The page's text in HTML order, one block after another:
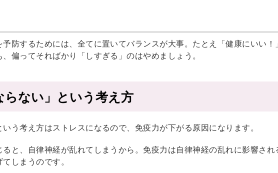
防するためには、全てに置いてバランスが大事。たとえ「健康にいい！
偏ってそればかり「しすぎる」のはやめましょう。
らない」という考え方
いう考え方はストレスになるので、免疫力が下がる原因になります。
と、自律神経が乱れてしまうから。免疫力は自律神経の乱れに影響され
しまうのです。